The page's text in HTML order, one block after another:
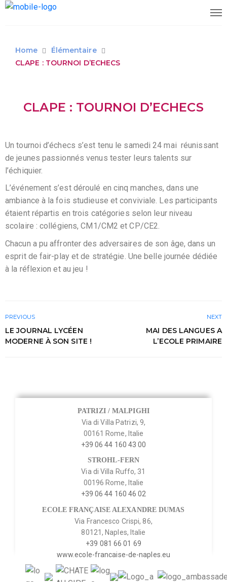
Home
Élémentaire
CLAPE : TOURNOI D’ECHECS
CLAPE : TOURNOI D’ECHECS
Un tournoi d’échecs s’est tenu le samedi 24 mai réunissant
de jeunes passionnés venus tester leurs talents sur
l’échiquier.
L’événement s’est déroulé en cinq manches, dans une
ambiance à la fois studieuse et conviviale. Les participants
étaient répartis en trois catégories selon leur niveau
scolaire : collégiens, CM1/CM2 et CP/CE2.
Chacun a pu affronter des adversaires de son âge, dans un
esprit de fair-play et de stratégie. Une belle journée dédiée
à la réflexion et au jeu !
PREVIOUS
LE JOURNAL LYCÉEN
MODERNE À SON SITE !
NEXT
MAI DES LANGUES A
L’ECOLE PRIMAIRE
PATRIZI / MALPIGHI
Via di Villa Patrizi, 9,
00161 Rome, Italie
+39 06 44 160 43 00
STROHL-FERN
Via di Villa Ruffo, 31
00196 Rome, Italie
+39 06 44 160 46 02
ECOLE FRANÇAISE ALEXANDRE DUMAS
Via Francesco Crispi, 86,
80121, Naples, Italie
+39 081 66 01 69
www.ecole-francaise-de-naples.eu